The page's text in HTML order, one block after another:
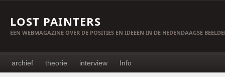
LOST PAINTERS
EEN WEBMAGAZINE OVER DE POSITIES EN IDEEËN IN DE HEDENDAAGSE
archief theorie interview Info